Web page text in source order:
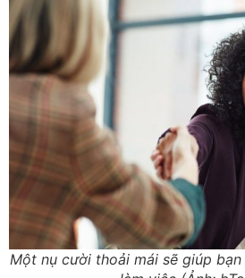
Một nụ cười thoải mái sẽ giúp